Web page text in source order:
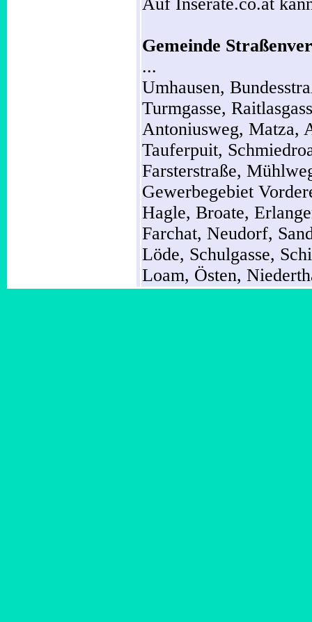
Gemeinde
...
Umhausen,
Turmgasse,
Antoniusweg, Matza,
Tauferpuit,
Farsterstraße,
Gewerbegebiet
Hagle, Broate,
Farchat, Neudorf,
Löde, Schulgasse,
Loam, Östen,